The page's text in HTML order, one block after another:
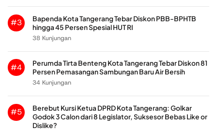
#3
Bapenda Kota Tangerang Tebar Diskon PBB-BPHTB
hingga 45 Persen Spesial HUT RI
38 Kunjungan
#4
Perumda Tirta Benteng Kota Tangerang Tebar Diskon 81
Persen Pemasangan Sambungan Baru Air Bersih
34 Kunjungan
#5
Berebut Kursi Ketua DPRD Kota Tangerang: Golkar
Godok 3 Calon dari 8 Legislator, Suksesor Bebas Like or
Dislike?